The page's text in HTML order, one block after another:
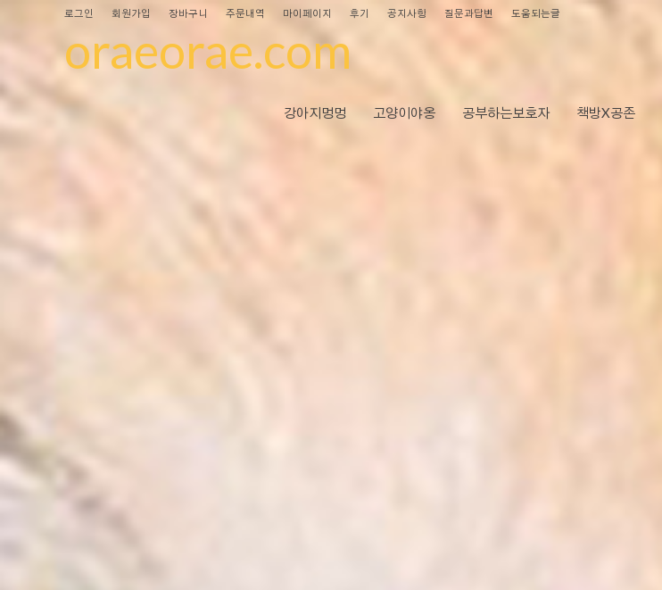
로그인 회원가입 장바구니 주문내역 마이페이지 후기 공지사항 질문과답변 도움되는글
oraeorae.com
강아지멍멍 고양이야옹 공부하는보호자 책방X공존